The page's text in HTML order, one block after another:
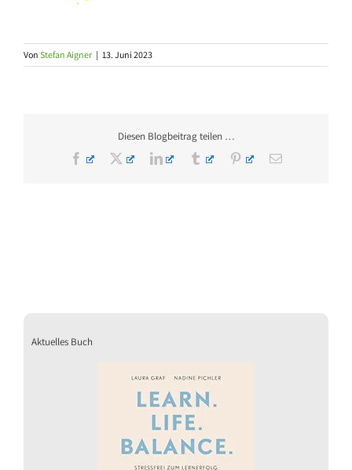
Von Stefan Aigner | 13. Juni 2023
Diesen Blogbeitrag teilen …
Facebook
X LinkedInTumblr PinterestE-
Aktuelles Buch